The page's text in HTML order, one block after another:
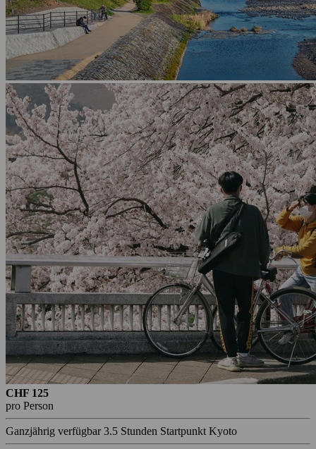
CHF 125
pro Person
Ganzjährig verfügbar3.5 Stunden Startpunkt Kyoto